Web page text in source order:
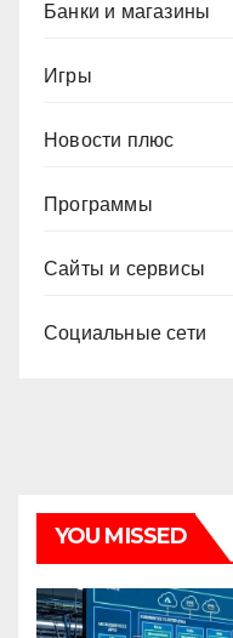
Банки и магазины
Игры
Новости плюс
Программы
Сайты и сервисы
Социальные сети
YOU MISSED